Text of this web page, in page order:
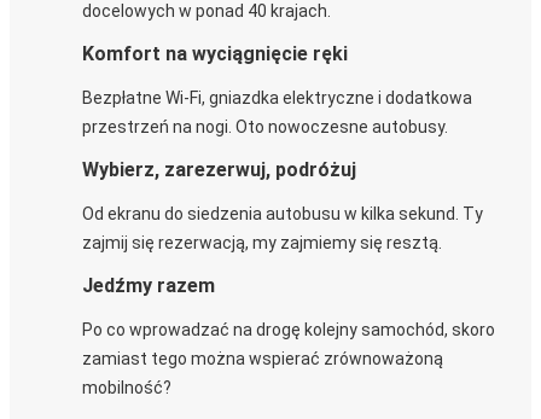
docelowych w ponad 40 krajach.
Komfort na wyciągnięcie ręki
Bezpłatne Wi-Fi, gniazdka elektryczne i dodatkowa
przestrzeń na nogi. Oto nowoczesne autobusy.
Wybierz, zarezerwuj, podróżuj
Od ekranu do siedzenia autobusu w kilka sekund. Ty
zajmij się rezerwacją, my zajmiemy się resztą.
Jedźmy razem
Po co wprowadzać na drogę kolejny samochód, skoro
zamiast tego można wspierać zrównoważoną
mobilność?